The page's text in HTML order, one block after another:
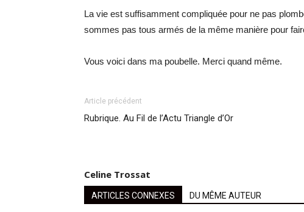
La vie est suffisamment compliquée pour ne pas
sommes pas tous armés de la même manière pour
Vous voici dans ma poubelle. Merci quand même.
Article précédent
Rubrique. Au Fil de l’Actu Triangle d’Or
Celine Trossat
ARTICLES CONNEXES DU MÊME AUTEUR